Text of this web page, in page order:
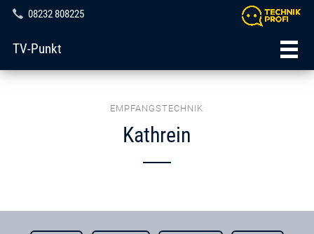
08232 808225
TV-Punkt
EMPFANGSTECHNIK
Kathrein